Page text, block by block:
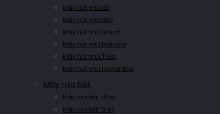
Máy hút mùi rút
Máy hút mùi đảo
Máy hút mùi Bosch
Máy hút mùi Malloca
Máy hút mùi Teka
Máy hút mùi Hawonkoo
Máy rửa bát
Máy rửa bát 14 bộ
Máy rửa bát 13 bộ